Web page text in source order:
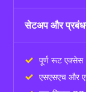
सेटअप और
पूर्ण रूट एक्सेस
एसएसएच और